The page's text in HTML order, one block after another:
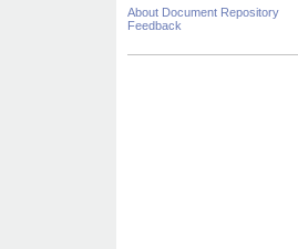
About Document Repository
Feedback